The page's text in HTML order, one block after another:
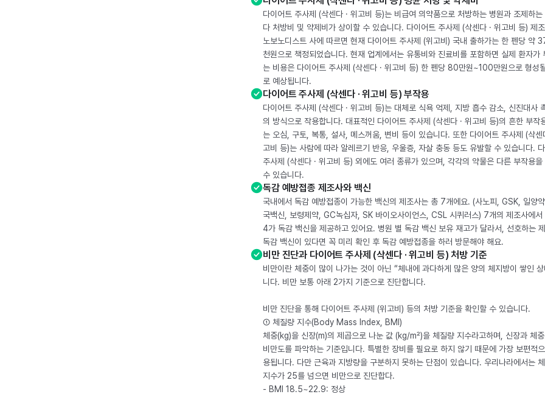
다이어트 주사제 (삭센다 · 위고비 등)는 비급여 의약품으로 처방하는 병원과 조제하는
다 처방비 및 약제비가 상이할 수 있습니다. 다이어트 주사제 (삭센다 · 위고비 등) 제
노보노디스트 사에 따르면 현재 다이어트 주사제 (위고비) 국내 출하가는 한 펜당 약
천원으로 책정되었습니다. 현재 업계에서는 유통비와 진료비를 포함하면 실제 환자가
는 비용은 다이어트 주사제 (삭센다 · 위고비 등) 한 펜당 80만원~100만원으로 형성
로 예상됩니다.
다이어트 주사제 (삭센다 · 위고비 등) 부작용
다이어트 주사제 (삭센다 · 위고비 등)는 대체로 식욕 억제, 지방 흡수 감소, 신진대사
의 방식으로 작용합니다. 대표적인 다이어트 주사제 (삭센다 · 위고비 등)의 흔한 부작
는 오심, 구토, 복통, 설사, 메스꺼움, 변비 등이 있습니다. 또한 다이어트 주사제 (삭센
고비 등)는 사람에 따라 알레르기 반응, 우울증, 자살 충동 등도 유발할 수 있습니다.
주사제 (삭센다 · 위고비 등) 외에도 여러 종류가 있으며, 각각의 약물은 다른 부작용을
수 있습니다.
독감 예방접종 제조사와 백신
국내에서 독감 예방접종이 가능한 백신의 제조사는 총 7개에요. (사노피, GSK, 일양
국백신, 보령제약, GC녹십자, SK 바이오사이언스, CSL 시퀴러스) 7개의 제조사에서
4가 독감 백신을 제공하고 있어요. 병원 별 독감 백신 보유 재고가 달라서, 선호하는
독감 백신이 있다면 꼭 미리 확인 후 독감 예방접종을 하러 방문해야 해요.
비만 진단과 다이어트 주사제 (삭센다 · 위고비 등) 처방 기준
비만이란 체중이 많이 나가는 것이 아닌 “체내에 과다하게 많은 양의 체지방이 쌓인
니다. 비만 보통 아래 2가지 기준으로 진단합니다.
비만 진단을 통해 다이어트 주사제 (위고비) 등의 처방 기준을 확인할 수 있습니다.
① 체질량 지수(Body Mass Index, BMI)
체중(kg)을 신장(m)의 제곱으로 나눈 값 (kg/m²)을 체질량 지수라고하며, 신장과 체
비만도를 파악하는 기준입니다. 특별한 장비를 필요로 하지 않기 때문에 가장 보편적
용됩니다. 다만 근육과 지방량을 구분하지 못하는 단점이 있습니다. 우리나라에서는
지수가 25를 넘으면 비만으로 진단합다.
- BMI 18.5~22.9: 정상